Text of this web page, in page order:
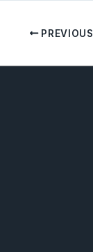
PREVIOUS